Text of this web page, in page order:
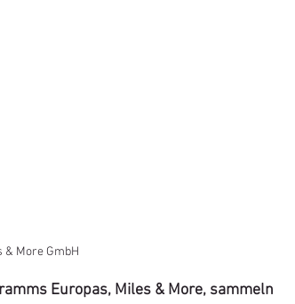
More GmbH
Europas, Miles & More, sammeln